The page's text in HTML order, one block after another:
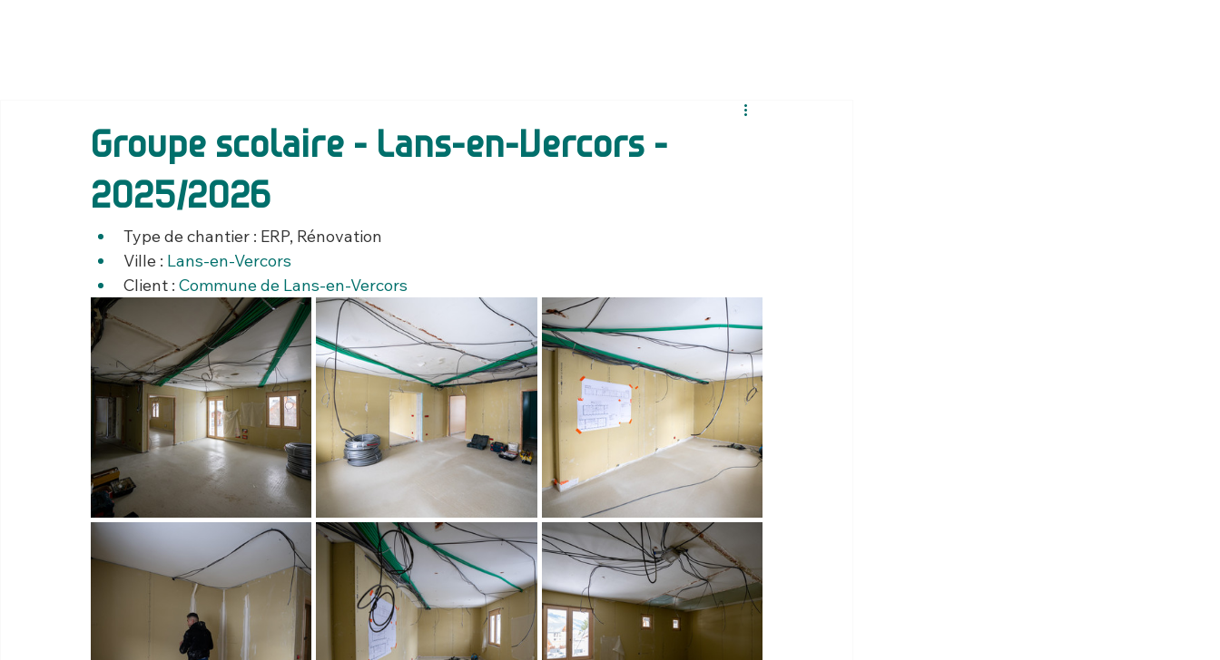
Groupe scolaire - Lans-en-Vercors -
2025/2026
Type de chantier : ERP, Rénovation
Ville : Lans-en-Vercors
Client : Commune de Lans-en-Vercors